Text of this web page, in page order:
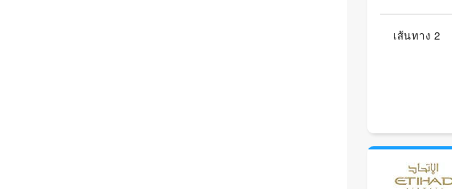
เส้นทาง 2